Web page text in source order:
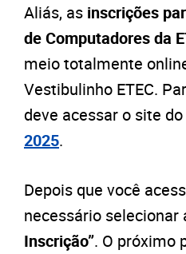
Aliás, as inscrições
de Computadores da
meio totalmente
Vestibulinho ETEC.
deve acessar o site do
2025.
Depois que você
necessário selecionar
Inscrição”. O próximo